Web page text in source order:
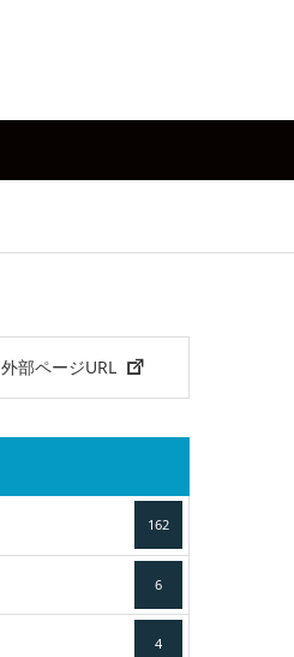
外部ページURL
162
6
4